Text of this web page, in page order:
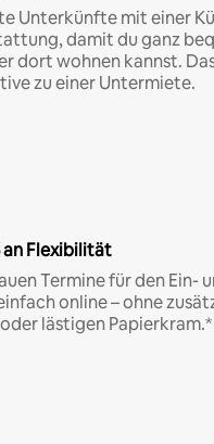
Unterkünfte mit einer
damit du ganz
dort wohnen kannst.
zu einer Untermiete.
an Flexibilität
Termine für den Ein-
online – ohne
lästigen Papierkram.*